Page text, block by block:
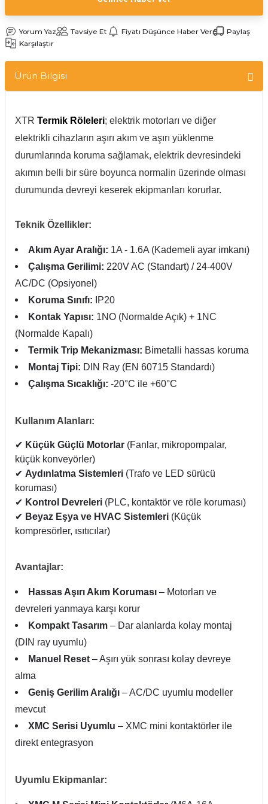
Yorum Yaz Tavsiye Et Fiyatı Düşünce Haber Ver
Paylaş
Karşılaştır
Ürün Bilgisi
XTR Termik Röleleri; elektrik motorları ve diğer
elektrikli cihazların aşırı akım ve aşırı yüklenme
durumlarında koruma sağlamak, elektrik devresindeki
akımın belli bir süre boyunca normalin üzerinde olması
durumunda devreyi keserek ekipmanları korurlar.
Teknik Özellikler:
Akım Ayar Aralığı: 1A - 1.6A (Kademeli ayar imkanı)
Çalışma Gerilimi: 220V AC (Standart) / 24-400V
AC/DC (Opsiyonel)
Koruma Sınıfı: IP20
Kontak Yapısı: 1NO (Normalde Açık) + 1NC
(Normalde Kapalı)
Termik Trip Mekanizması: Bimetalli hassas koruma
Montaj Tipi: DIN Ray (EN 60715 Standardı)
Çalışma Sıcaklığı: -20°C ile +60°C
Kullanım Alanları:
✔ Küçük Güçlü Motorlar (Fanlar, mikropompalar,
küçük konveyörler)
✔ Aydınlatma Sistemleri (Trafo ve LED sürücü
koruması)
✔ Kontrol Devreleri (PLC, kontaktör ve röle koruması)
✔ Beyaz Eşya ve HVAC Sistemleri (Küçük
kompresörler, ısıtıcılar)
Avantajlar:
Hassas Aşırı Akım Koruması – Motorları ve
devreleri yanmaya karşı korur
Kompakt Tasarım – Dar alanlarda kolay montaj
(DIN ray uyumlu)
Manuel Reset – Aşırı yük sonrası kolay devreye
alma
Geniş Gerilim Aralığı – AC/DC uyumlu modeller
mevcut
XMC Serisi Uyumlu – XMC mini kontaktörler ile
direkt entegrasyon
Uyumlu Ekipmanlar: